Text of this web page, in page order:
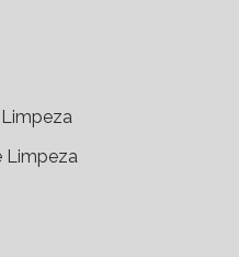
Limpeza
Limpeza